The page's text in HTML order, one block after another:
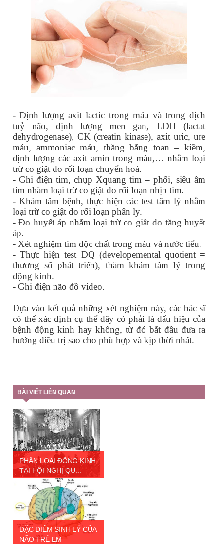
- Định lượng axit lactic trong máu và trong dịch
tuỷ não, định lượng men gan, LDH (lactat
dehydrogenase), CK (creatin kinase), axit uric, ure
máu, ammoniac máu, thăng bằng toan – kiềm,
định lượng các axit amin trong máu,… nhằm loại
trừ co giật do rối loạn chuyển hoá.
- Ghi điện tim, chụp Xquang tim – phổi, siêu âm
tim nhằm loại trừ co giật do rối loạn nhịp tim.
- Khám tâm bệnh, thực hiện các test tâm lý nhằm
loại trừ co giật do rối loạn phân ly.
- Đo huyết áp nhằm loại trừ co giật do tăng huyết
áp.
- Xét nghiệm tìm độc chất trong máu và nước tiểu.
- Thực hiện test DQ (developemental quotient =
thương số phát triển), thăm khám tâm lý trong
động kinh.
- Ghi điện não đồ video.
Dựa vào kết quả những xét nghiệm này, các bác sĩ
có thể xác định cụ thể đây có phải là dấu hiệu của
bệnh động kinh hay không, từ đó bắt đầu đưa ra
hướng điều trị sao cho phù hợp và kịp thời nhất.
BÀI VIẾT LIÊN QUAN
PHÂN LOẠI ĐỘNG KINH
TẠI HỘI NGHỊ QU...
ĐẶC ĐIỂM SINH LÝ CỦA
NÃO TRẺ EM